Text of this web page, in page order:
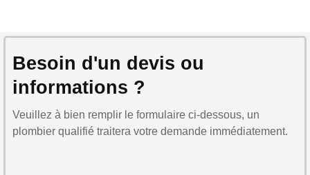
Besoin d'un devis ou
informations ?
Veuillez à bien remplir le formulaire ci-dessous, un
plombier qualifié traitera votre demande immédiatement.